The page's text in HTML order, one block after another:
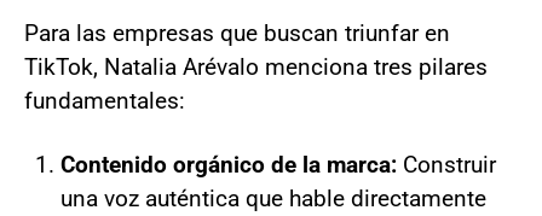
Para las empresas que buscan triunfar en
TikTok, Natalia Arévalo menciona tres pilares
fundamentales:
Contenido orgánico de la marca: Construir
una voz auténtica que hable directamente